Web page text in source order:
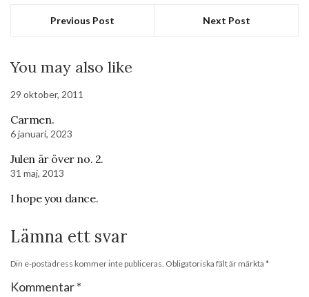
Previous Post Next Post
You may also like
29 oktober, 2011
Carmen.
6 januari, 2023
Julen är över no. 2.
31 maj, 2013
I hope you dance.
Lämna ett svar
Din e-postadress kommer inte publiceras. Obligatoriska fält är märkta *
Kommentar*